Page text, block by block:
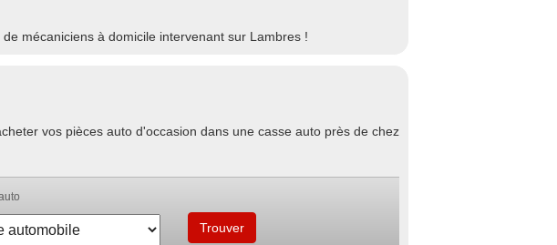
mécaniciens à domicile intervenant sur Lambres !
vos pièces auto d'occasion dans une casse auto près de chez